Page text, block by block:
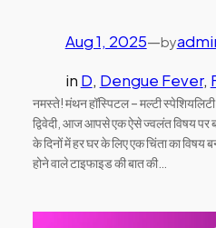
Aug 1, 2025—by
in D, Dengue Fever,
नमस्ते! मंथन हॉस्पिटल – मल्टी
द्विवेदी, आज आपसे एक ऐसे ज्वलंत विषय पर
के दिनों में हर घर के लिए एक चिंता का विषय
होने वाले टाइफाइड की बात की…